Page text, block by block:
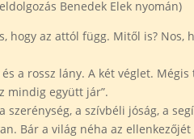
Benedek Elek nyomán)
hogy az attól függ. Mitől is?
és a rossz lány. A két véglet.
mindig együtt jár”.
szerénység, a szívbéli jóság, a
Bár a világ néha az